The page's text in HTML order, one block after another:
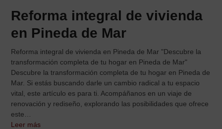
Reforma integral de vivienda
en Pineda de Mar
Reforma integral de vivienda en Pineda de Mar "Descubre la
transformación completa de tu hogar en Pineda de Mar"
Descubre la transformación completa de tu hogar en Pineda de
Mar. Si estás buscando darle un cambio radical a tu espacio
vital, este artículo es para ti. Acompáñanos en un viaje de
renovación y rediseño, explorando las posibilidades que ofrece
este…
Leer más